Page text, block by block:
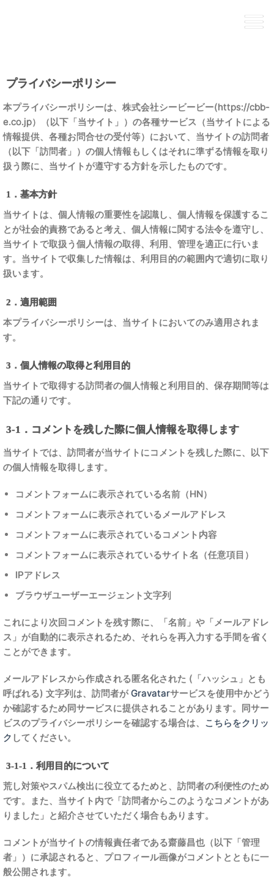
プライバシーポリシー
本プライバシーポリシーは、株式会社シービービー(https://cbb-
e.co.jp）（以下「当サイト」）の各種サービス（当サイトによる
情報提供、各種お問合せの受付等）において、当サイトの訪問者
（以下「訪問者」）の個人情報もしくはそれに準ずる情報を取り
扱う際に、当サイトが遵守する方針を示したものです。
1．基本方針
当サイトは、個人情報の重要性を認識し、個人情報を保護するこ
とが社会的責務であると考え、個人情報に関する法令を遵守し、
当サイトで取扱う個人情報の取得、利用、管理を適正に行いま
す。当サイトで収集した情報は、利用目的の範囲内で適切に取り
扱います。
2．適用範囲
本プライバシーポリシーは、当サイトにおいてのみ適用されま
す。
3．個人情報の取得と利用目的
当サイトで取得する訪問者の個人情報と利用目的、保存期間等は
下記の通りです。
3-1．コメントを残した際に個人情報を取得します
当サイトでは、訪問者が当サイトにコメントを残した際に、以下
の個人情報を取得します。
コメントフォームに表示されている名前（HN）
コメントフォームに表示されているメールアドレス
コメントフォームに表示されているコメント内容
コメントフォームに表示されているサイト名（任意項目）
IPアドレス
ブラウザユーザーエージェント文字列
これにより次回コメントを残す際に、「名前」や「メールアドレ
ス」が自動的に表示されるため、それらを再入力する手間を省く
ことができます。
メールアドレスから作成される匿名化された (「ハッシュ」とも
呼ばれる) 文字列は、訪問者が Gravatarサービスを使用中かどう
か確認するため同サービスに提供されることがあります。同サー
ビスのプライバシーポリシーを確認する場合は、
こちらをクリッ
ク してください。
3-1-1．利用目的について
荒し対策やスパム検出に役立てるためと、訪問者の利便性のため
です。また、当サイト内で「訪問者からこのようなコメントがあ
りました」と紹介させていただく場合もあります。
コメントが当サイトの情報責任者である齋藤昌也（以下「管理
者」）に承認されると、プロフィール画像がコメントとともに一
般公開されます。